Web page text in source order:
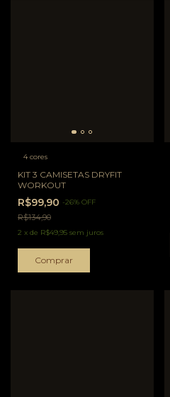
4 cores
KIT 3 CAMISETAS DRYFIT
WORKOUT
R$99,90 -26% OFF
R$134,90
2 x de R$49,95 sem juros
Comprar